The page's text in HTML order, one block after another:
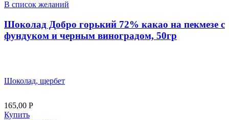
В список желаний
Шоколад Добро горький 72% какао на пекмезе с
фундуком и черным виноградом, 50гр
Шоколад, щербет
165,00 Р
Купить